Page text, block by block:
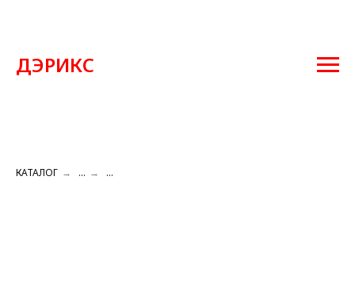
ДЭРИКС
КАТАЛОГ → ... → ...